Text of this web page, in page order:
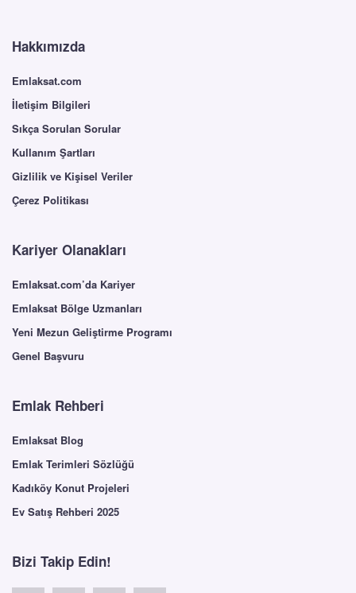
Hakkımızda
Emlaksat.com
İletişim Bilgileri
Sıkça Sorulan Sorular
Kullanım Şartları
Gizlilik ve Kişisel Veriler
Çerez Politikası
Kariyer Olanakları
Emlaksat.com’da Kariyer
Emlaksat Bölge Uzmanları
Yeni Mezun Geliştirme Programı
Genel Başvuru
Emlak Rehberi
Emlaksat Blog
Emlak Terimleri Sözlüğü
Kadıköy Konut Projeleri
Ev Satış Rehberi 2025
Bizi Takip Edin!